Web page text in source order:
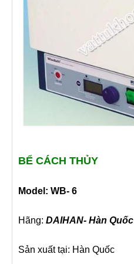
BỂ CÁCH THỦY
Model: WB- 6
Hãng: DAIHAN- Hàn Quốc
Sản xuất tại: Hàn Quốc